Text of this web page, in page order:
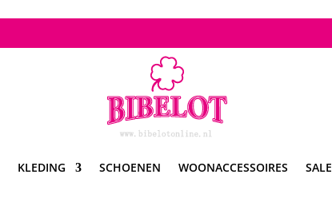
KLEDING SCHOENEN WOONACCESSOIRES SALE